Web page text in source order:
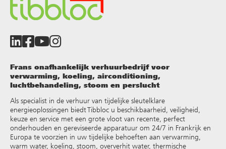
Frans onafhankelijk verhuurbedrijf voor
verwarming, koeling, airconditioning,
luchtbehandeling, stoom en perslucht
Als specialist in de verhuur van tijdelijke sleutelklare
energieoplossingen biedt Tibbloc u beschikbaarheid, veiligheid,
keuze en service met een grote vloot van recente, perfect
onderhouden en gereviseerde apparatuur om 24/7 in Frankrijk en
Europa te voorzien in uw tijdelijke behoeften aan verwarming,
warm water, koeling, stoom, oververhit water, thermische